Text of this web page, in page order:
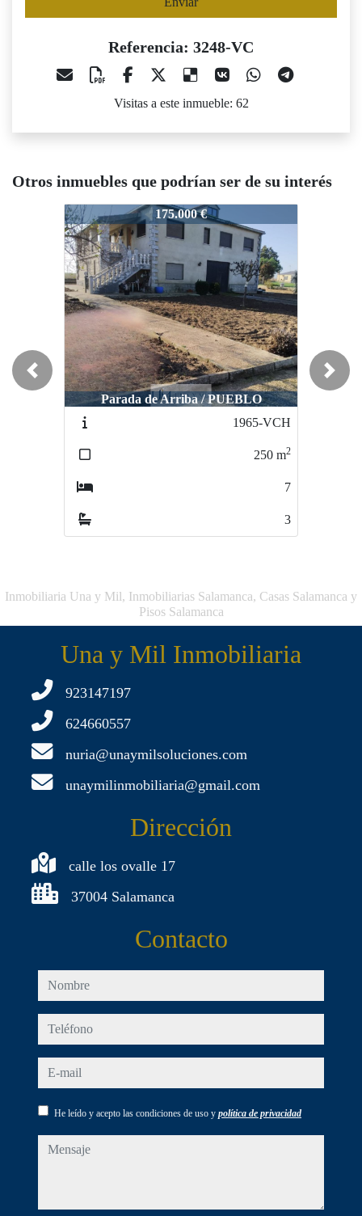
Referencia: 3248-VC
Visitas a este inmueble: 62
Otros inmuebles que podrían ser de su interés
175.000 €
Parada de Arriba / PUEBLO
3248-VC 176.000 €
Villares de la Reina / PUEBLO
3249-VP
102m
Previous Next
Inmobiliaria Una y Mil, Inmobiliarias Salamanca, Casas Salamanca y
Pisos Salamanca
Una y Mil Inmobiliaria
923147197
624660557
nuria@unaymilsoluciones.com
unaymilinmobiliaria@gmail.com
Dirección
calle los ovalle 17
37004 Salamanca
Contacto
nombre
teléfono
e-mail
He leído y acepto las condiciones de uso y política de privacidad
mensaje